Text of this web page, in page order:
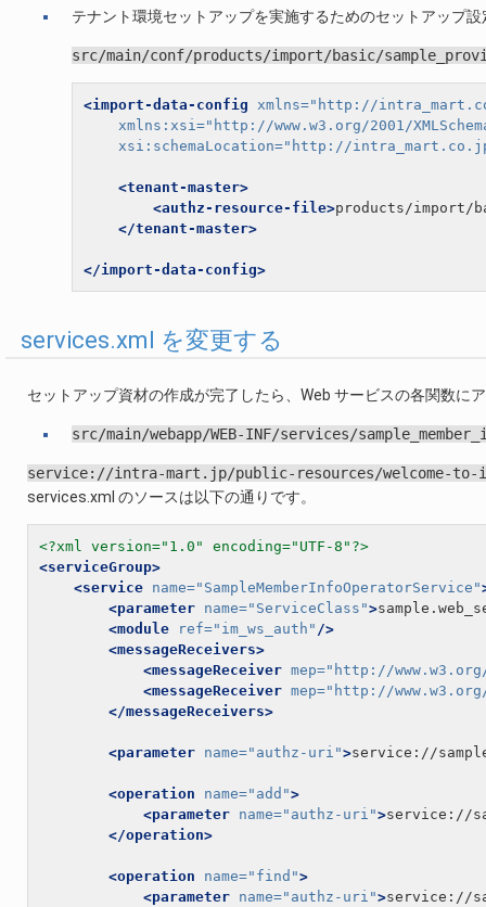
テナント環境セットアップを実施するためのセットアップ設
src/main/conf/products/import/basic/
<import-data-config xmlns="http://
xmlns:xsi="http://www.w3.org/2001/
xsi:schemaLocation="http://
<tenant-master>
<authz-resource-file>products/import/
</tenant-master>
</import-data-config>
services.xml を変更する
セットアップ資材の作成が完了したら、Web サービスの各関数
src/main/webapp/WEB-INF/services/
service://intra-mart.jp/public-resources/welcome-to-
services.xml のソースは以下の通りです。
<?xml version="1.0" encoding="UTF-8"?>
<serviceGroup>
<service name="SampleMemberInfoOperatorService"
<parameter name="ServiceClass">
<module
ref="im_ws_auth" />
<messageReceivers>
<messageReceiver mep="http://
<messageReceiver mep="http://
</messageReceivers>
<parameter name="authz-uri">service://
<operation name="add">
<parameter name="authz-uri">service://
</operation>
<operation name="find">
<parameter name="authz-uri">service://